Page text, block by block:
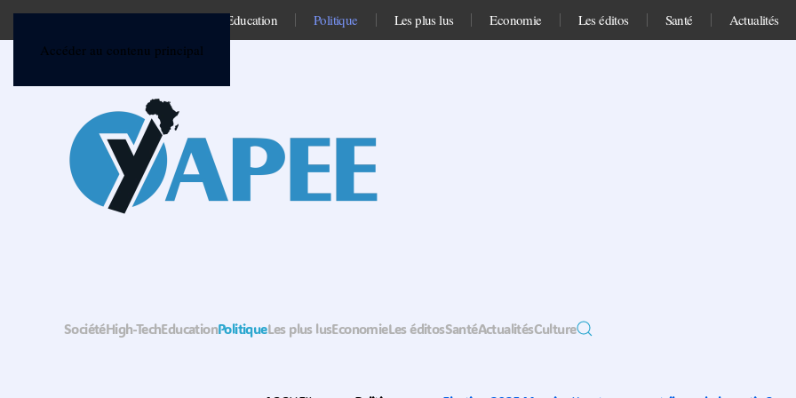
Accéder au contenu principal
Education Politique Les plus lus Economie Les éditos Santé Actualités
SociétéHigh-TechEducationPolitiqueLes plus lusEconomieLes éditosSantéActualitésCulture